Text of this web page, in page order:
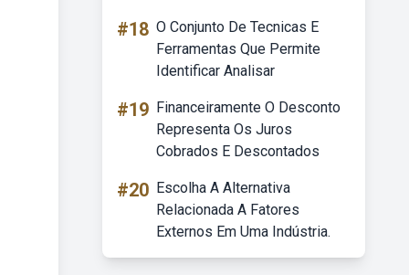
#18 O Conjunto De Tecnicas E
Ferramentas Que Permite
Identificar Analisar
#19 Financeiramente O Desconto
Representa Os Juros
Cobrados E Descontados
#20 Escolha A Alternativa
Relacionada A Fatores
Externos Em Uma Indústria.